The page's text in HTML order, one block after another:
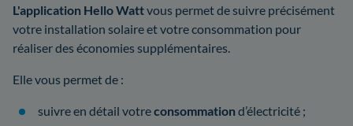
L'application Hello Wattvous permet de suivre précisément
votre installation solaire et votre consommation pour
réaliser des économies supplémentaires.
Elle vous permet de :
suivre en détail votreconsommation d’électricité ;